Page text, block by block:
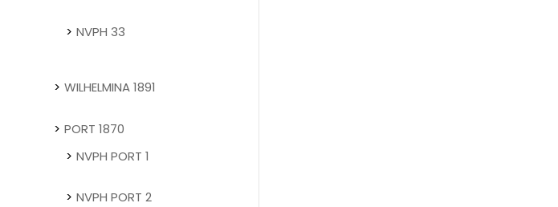
NVPH 33
WILHELMINA 1891
PORT 1870
NVPH PORT 1
NVPH PORT 2